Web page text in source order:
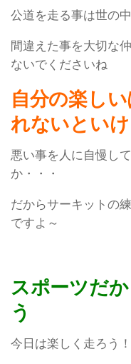
公道を走る事は世の
間違えた事を大切な
ないでくださいね
自分の楽し
れないとい
悪い事を人に自慢し
か・・・
だからサーキットの
ですよ～
スポーツだ
う
今日は楽しく走ろう